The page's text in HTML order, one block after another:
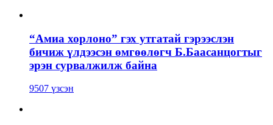
“Амиа хорлоно” гэх утгатай гэрээслэн
бичиж үлдээсэн өмгөөлөгч Б.Баасанцогтыг
эрэн сурвалжилж байна
9507 үзсэн